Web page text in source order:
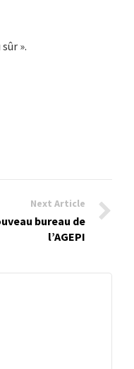
».
Next Article
bureau de
l’AGEPI